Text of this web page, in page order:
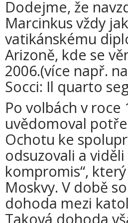
Dodejme, že
Marcinkus vždy
vatikánskému
Arizoně, kde se
2006.(více např.
Socci: Il quarto
Po volbách v
uvědomoval
Ochotu ke
odsuzovali a
kompromis“,
Moskvy. V době
dohoda mezi
Taková dohoda